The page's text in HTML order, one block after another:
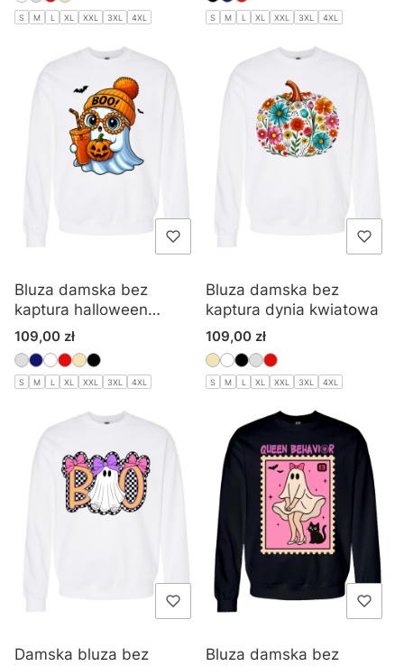
S M L XL XXL 3XL 4XL S M L XL XXL 3XL 4XL
Bluza damska bez
kaptura halloween
duszek
Cena
109,00 zł
S M L XL XXL 3XL 4XL
Bluza damska bez
kaptura dynia kwiatowa
Cena
109,00 zł
S M L XL XXL 3XL 4XL
Damska bluza bez
Bluza damska bez